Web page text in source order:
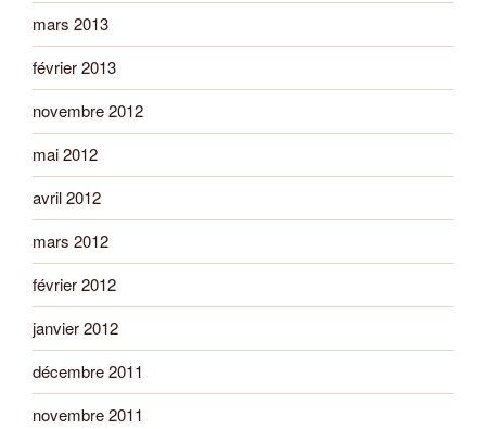
mars 2013
février 2013
novembre 2012
mai 2012
avril 2012
mars 2012
février 2012
janvier 2012
décembre 2011
novembre 2011